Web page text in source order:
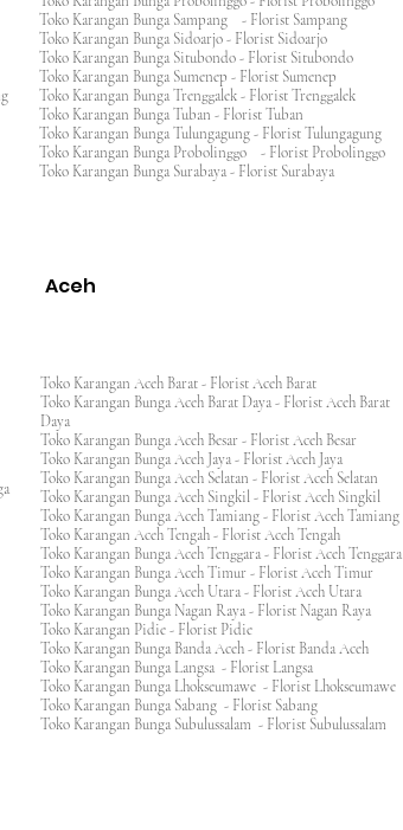
Toko Karangan Bunga Sampang - Florist Sampang
Toko Karangan Bunga Sidoarjo - Florist Sidoarjo
Toko Karangan Bunga Situbondo - Florist Situbondo
Toko Karangan Bunga Sumenep - Florist Sumenep
Toko Karangan Bunga Trenggalek - Florist Trenggalek
Toko Karangan Bunga Tuban - Florist Tuban
Toko Karangan Bunga Tulungagung - Florist Tulungagung
Toko Karangan Bunga Probolinggo - Florist Probolinggo
Toko Karangan Bunga Surabaya - Florist Surabaya
Aceh
Toko Karangan Aceh Barat - Florist Aceh Barat
Toko Karangan Bunga Aceh Barat Daya - Florist Aceh Barat
Daya
Toko Karangan Bunga Aceh Besar - Florist Aceh Besar
Toko Karangan Bunga Aceh Jaya - Florist Aceh Jaya
Toko Karangan Bunga Aceh Selatan - Florist Aceh Selatan
Toko Karangan Bunga Aceh Singkil - Florist Aceh Singkil
Toko Karangan Bunga Aceh Tamiang - Florist Aceh Tamiang
Toko Karangan Aceh Tengah - Florist Aceh Tengah
Toko Karangan Bunga Aceh Tenggara - Florist Aceh Tenggara
Toko Karangan Bunga Aceh Timur - Florist Aceh Timur
Toko Karangan Bunga Aceh Utara - Florist Aceh Utara
Toko Karangan Bunga Nagan Raya - Florist Nagan Raya
Toko Karangan Pidie - Florist Pidie
Toko Karangan Bunga Banda Aceh - Florist Banda Aceh
Toko Karangan Bunga Langsa - Florist Langsa
Toko Karangan Bunga Lhokseumawe - Florist Lhokseumawe
Toko Karangan Bunga Sabang - Florist Sabang
Toko Karangan Bunga Subulussalam - Florist Subulussalam